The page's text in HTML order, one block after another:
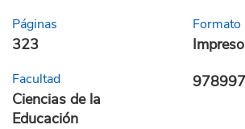
Páginas
323
Formato
Impreso
Facultad
Ciencias de la
Educación